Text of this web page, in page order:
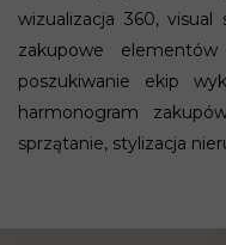
wizualizacja 360,
zakupowe
poszukiwanie ekip
harmonogram
sprzątanie, stylizacja